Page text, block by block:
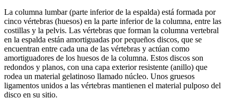
La columna lumbar (parte inferior de la espalda) está formada por
cinco vértebras (huesos) en la parte inferior de la columna, entre las
costillas y la pelvis. Las vértebras que forman la columna vertebral
en la espalda están amortiguadas por pequeños discos, que se
encuentran entre cada una de las vértebras y actúan como
amortiguadores de los huesos de la columna. Estos discos son
redondos y planos, con una capa exterior resistente (anillo) que
rodea un material gelatinoso llamado núcleo. Unos gruesos
ligamentos unidos a las vértebras mantienen el material pulposo del
disco en su sitio.